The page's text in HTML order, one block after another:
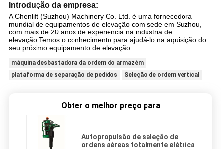
Introdução da empresa:
A Chenlift (Suzhou) Machinery Co. Ltd. é uma fornecedora
mundial de equipamentos de elevação com sede em Suzhou,
com mais de 20 anos de experiência na indústria de
elevação.Temos o conhecimento para ajudá-lo na aquisição do
seu próximo equipamento de elevação.
máquina desbastadora da ordem do armazém
plataforma de separação de pedidos
Seleção de ordem vertical
Obter o melhor preço para
Autopropulsão de seleção de
ordens aéreas totalmente elétrica